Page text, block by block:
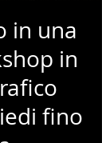
in una
in
fino